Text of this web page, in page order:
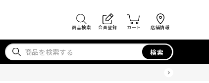
商品検索 会員登録 カート 店舗情報
検索